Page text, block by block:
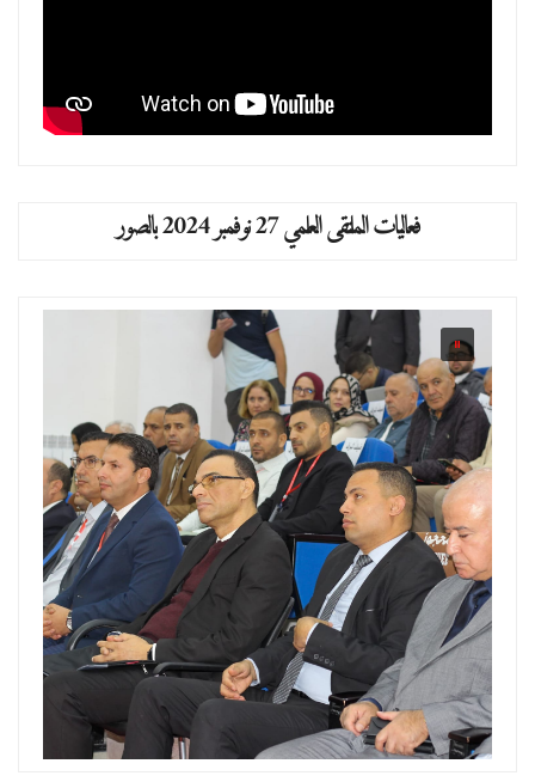
فعاليات الملتقى العلمي 27 نوفمبر 2024 بالصور